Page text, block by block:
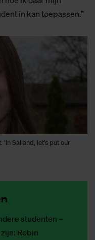
in kan toepassen.”
Salland, let’s put our
studenten –
Robin